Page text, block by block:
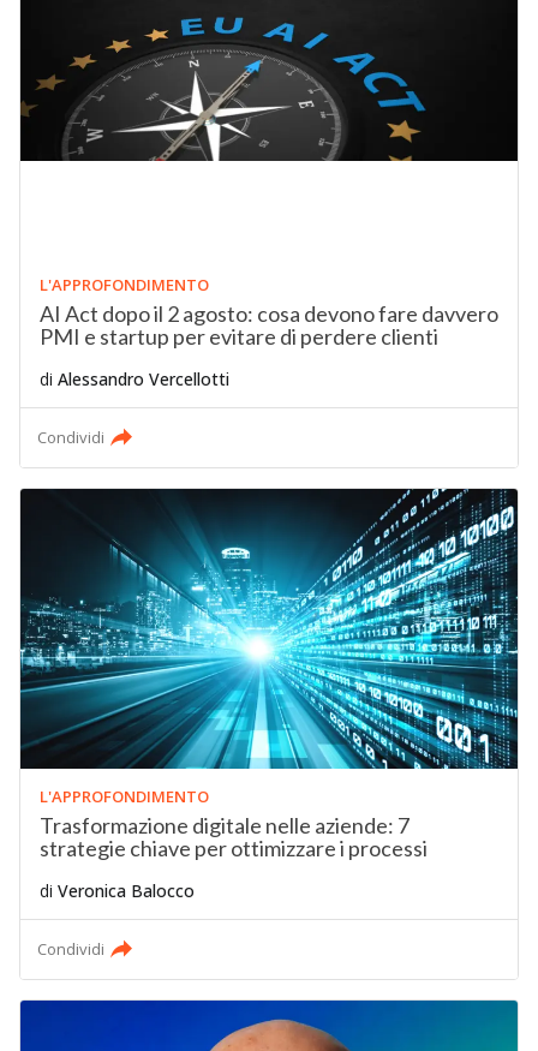
L'APPROFONDIMENTO
AI Act dopo il 2 agosto: cosa devono fare davvero
PMI e startup per evitare di perdere clienti
di Alessandro Vercellotti
Condividi
L'APPROFONDIMENTO
Trasformazione digitale nelle aziende: 7
strategie chiave per ottimizzare i processi
di Veronica Balocco
Condividi